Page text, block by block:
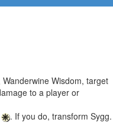
Wisdom, target
to a player or
. If you do, transform Sygg.